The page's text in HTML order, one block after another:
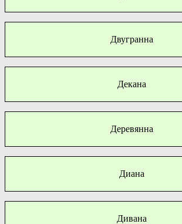
Двугранна
Декана
Деревянна
Диана
Дивана